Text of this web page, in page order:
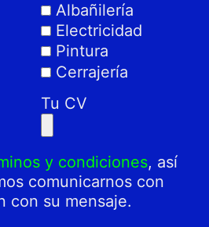
Albañilería
Electricidad
Pintura
Cerrajería
Tu CV
y condiciones, así
comunicarnos con
con su mensaje.